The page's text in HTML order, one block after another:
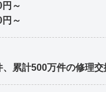
～
～
、累計500万件の修理交